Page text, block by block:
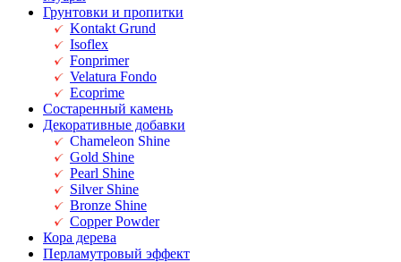
Грунтовки и пропитки
Kontakt Grund
Isoflex
Fonprimer
Velatura Fondo
Ecoprime
Состаренный камень
Декоративные добавки
Chameleon Shine
Gold Shine
Pearl Shine
Silver Shine
Bronze Shine
Copper Powder
Кора дерева
Перламутровый эффект